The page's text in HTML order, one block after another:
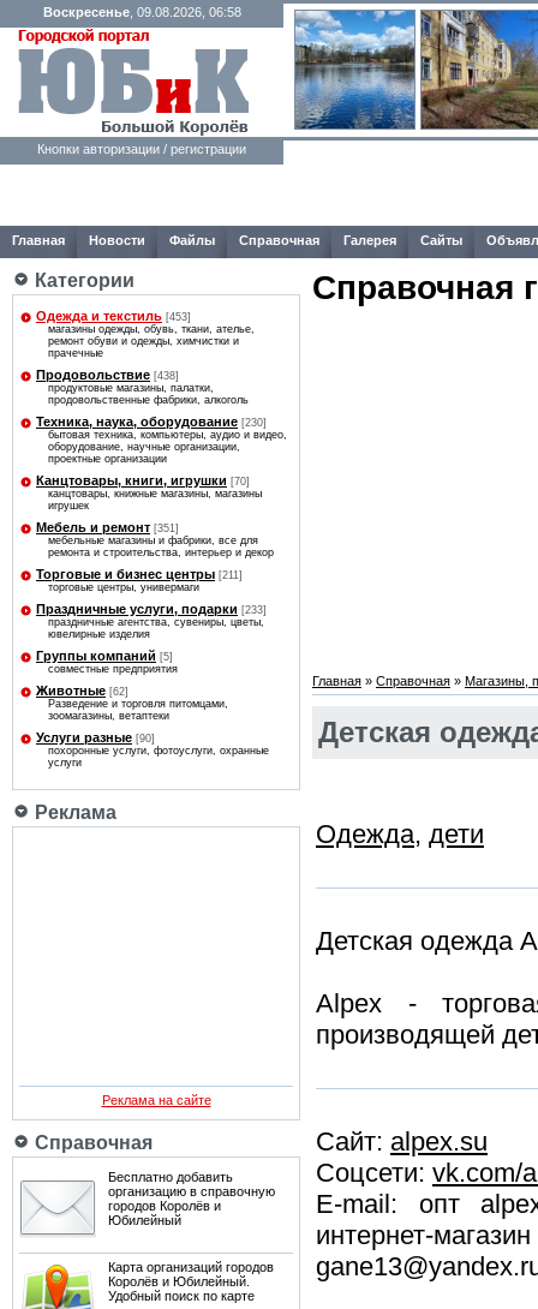
Воскресенье, 09.08.2026, 06:58
Кнопки авторизации / регистрации
Главная Новости Файлы Справочная Галерея Сайты
Категории
Одежда и текстиль [453]
магазины одежды, обувь, ткани, ателье,
ремонт обуви и одежды, химчистки и
прачечные
Продовольствие [438]
продуктовые магазины, палатки,
продовольственные фабрики, алкоголь
Техника, наука, оборудование [230]
бытовая техника, компьютеры, аудио и видео,
оборудование, научные организации,
проектные организации
Канцтовары, книги, игрушки [70]
канцтовары, книжные магазины, магазины
игрушек
Мебель и ремонт [351]
мебельные магазины и фабрики, все для
ремонта и строительства, интерьер и декор
Торговые и бизнес центры [211]
торговые центры, универмаги
Праздничные услуги, подарки [233]
праздничные агентства, сувениры, цветы,
ювелирные изделия
Группы компаний [5]
совместные предприятия
Животные [62]
Разведение и торговля питомцами,
зоомагазины, ветаптеки
Услуги разные [90]
похоронные услуги, фотоуслуги, охранные
услуги
Реклама
Реклама на сайте
Справочная
Бесплатно добавить
организацию в справочную
городов Королёв и
Юбилейный
Карта организаций городов
Королёв и Юбилейный.
Удобный поиск по карте
Справочная
Главная » Справочная » Магазины,
Детская
Одежда, дети
Детская одежда
Alpex -
производящей
Сайт: alpex.su
Соцсети: vk.com/
E-mail: опт
интернет-